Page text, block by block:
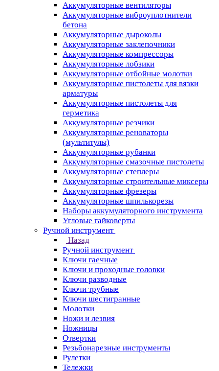
Аккумуляторные вентиляторы
Аккумуляторные виброуплотнители
бетона
Аккумуляторные дыроколы
Аккумуляторные заклепочники
Аккумуляторные компрессоры
Аккумуляторные лобзики
Аккумуляторные отбойные молотки
Аккумуляторные пистолеты для вязки
арматуры
Аккумуляторные пистолеты для
герметика
Аккумуляторные резчики
Аккумуляторные реноваторы
(мультитулы)
Аккумуляторные рубанки
Аккумуляторные смазочные пистолеты
Аккумуляторные степлеры
Аккумуляторные строительные миксеры
Аккумуляторные фрезеры
Аккумуляторные шпилькорезы
Наборы аккумуляторного инструмента
Угловые гайковерты
Ручной инструмент
Назад
Ручной инструмент
Ключи гаечные
Ключи и проходные головки
Ключи разводные
Ключи трубные
Ключи шестигранные
Молотки
Ножи и лезвия
Ножницы
Отвертки
Резьбонарезные инструменты
Рулетки
Тележки